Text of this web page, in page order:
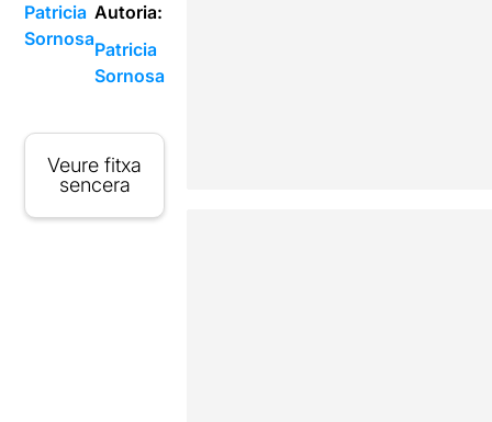
Patricia
Sornosa
Autoria:
Patricia
Sornosa
Veure fitxa
sencera